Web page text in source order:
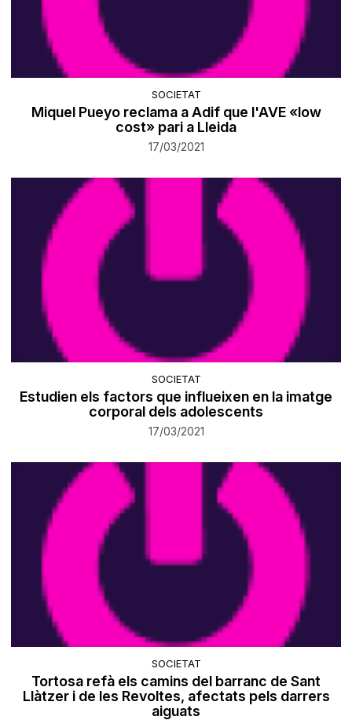
SOCIETAT
Miquel Pueyo reclama a Adif que l'AVE «low
cost» pari a Lleida
17/03/2021
SOCIETAT
Estudien els factors que influeixen en la imatge
corporal dels adolescents
17/03/2021
SOCIETAT
Tortosa refà els camins del barranc de Sant
Llàtzer i de les Revoltes, afectats pels darrers
aiguats